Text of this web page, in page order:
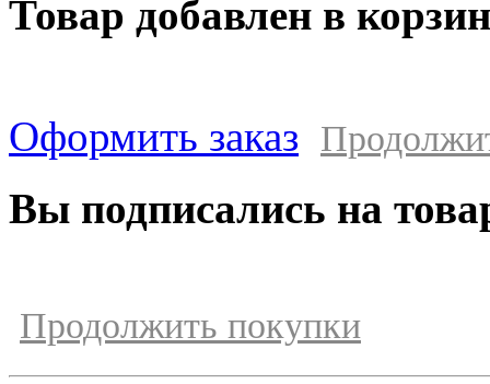
Товар добавлен в
Оформить заказ
Вы подписались на
Продолжить покупки